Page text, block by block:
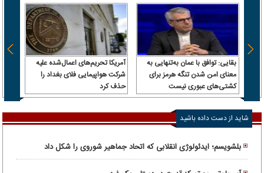
بقایی: توافق با عمان به‌تنهایی به
معنای امن شدن تنگه هرمز برای
کشتی‌های عبوری نیست
آمریکا تحریم‌های اعمال‌شده علیه
شرکت هواپیمایی فلای بغداد را
حذف کرد
شاید از دست داده باشید
بلشویسم؛ ایدئولوژی انقلابی که اتحاد جماهیر شوروی را شکل داد